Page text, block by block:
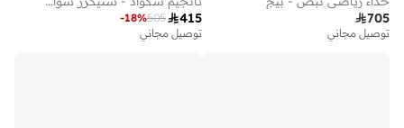
705
توصيل مجاني
415
505
-18%
توصيل مجاني